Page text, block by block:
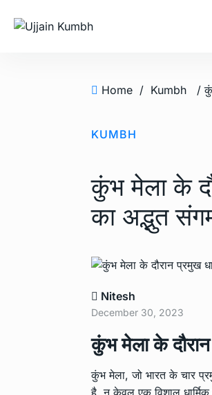
Home / Kumbh
KUMBH
कुंभ मेला के
का अद्भुत
Nitesh
December 30, 2023
कुंभ मेला के
कुंभ मेला, जो भारत के चार